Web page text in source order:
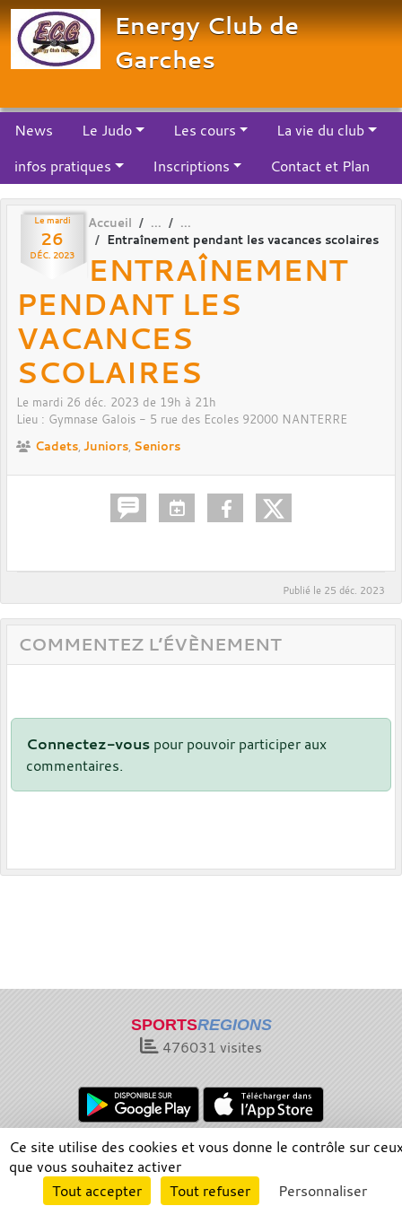
Energy Club de
Garches
News Le Judo Les cours
La vie du club
infos pratiques
Inscriptions Contact et Plan
Le mardi
26
DÉC. 2023
Accueil
Entraînement pendant les vacances scolaires
ENTRAÎNEMENT
PENDANT LES
VACANCES
SCOLAIRES
Le mardi 26 déc. 2023 de 19h à 21h
Lieu : Gymnase Galois - 5 rue des Ecoles 92000 NANTERRE
Cadets Juniors Seniors
Publié le 25 déc. 2023
COMMENTEZ L’ÉVÈNEMENT
Connectez-vous pour pouvoir participer aux
commentaires.
SPORTSREGIONS
476031 visites
Charte cookies
Gestion des cookies
Informations légales
Signaler un contenu inapproprié
Envie de participer ?
Connexion
Panneau de gestion des cookies
Ce site utilise des cookies et vous donne le contrôle sur
que vous souhaitez activer
Tout accepter
Tout refuser Personnaliser